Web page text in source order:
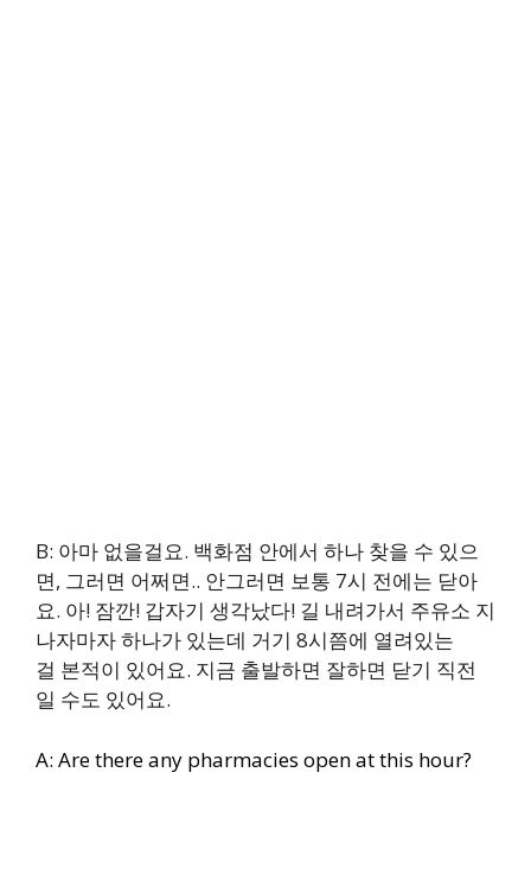
B: 아마 없을걸요. 백화점 안에서 하나 찾을 수 있으
면, 그러면 어쩌면.. 안그러면 보통 7시 전에는 닫아
요. 아! 잠깐! 갑자기 생각났다! 길 내려가서 주유소 지
나자마자 하나가 있는데 거기 8시쯤에 열려있는
걸 본적이 있어요. 지금 출발하면 잘하면 닫기 직전
일 수도 있어요.
A: Are there any pharmacies open at this hour?